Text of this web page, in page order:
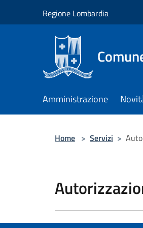
Regione Lombardia
Amministrazione
Home > Servizi >